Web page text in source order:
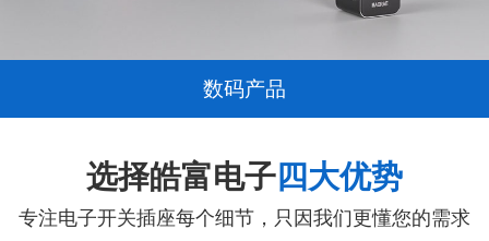
数码产品
选择皓富电子四大优势
专注电子开关插座每个细节，只因我们更懂您的需求